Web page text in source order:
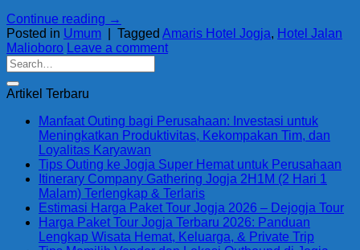
Continue reading →
Posted in Umum Tagged Amaris Hotel Jogja, Hotel Jalan
Malioboro Leave a comment
Artikel Terbaru
Manfaat Outing bagi Perusahaan: Investasi untuk
Meningkatkan Produktivitas, Kekompakan Tim, dan
Loyalitas Karyawan
Tips Outing ke Jogja Super Hemat untuk Perusahaan
Itinerary Company Gathering Jogja 2H1M (2 Hari 1
Malam) Terlengkap & Terlaris
Estimasi Harga Paket Tour Jogja 2026 – Dejogja Tour
Harga Paket Tour Jogja Terbaru 2026: Panduan
Lengkap Wisata Hemat, Keluarga, & Private Trip